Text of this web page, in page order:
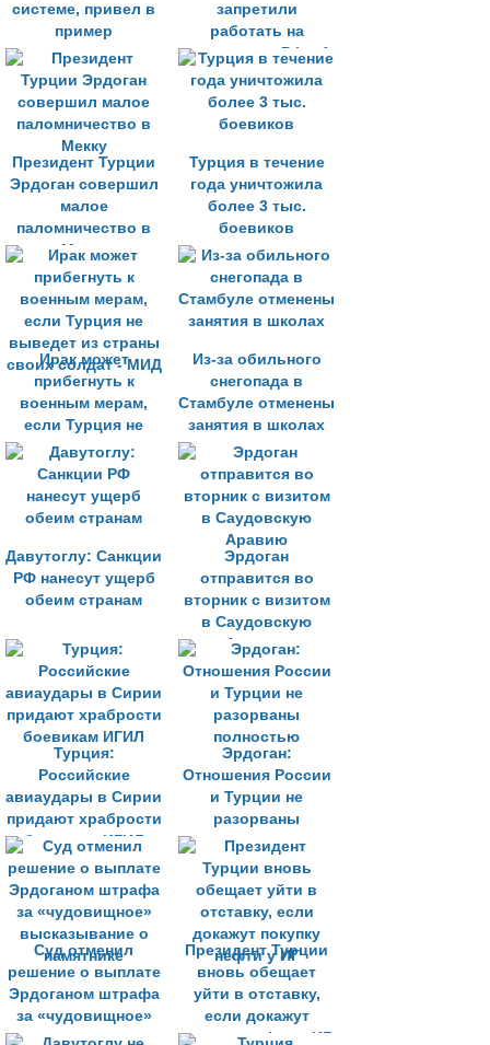
системе, привел в
пример
гитлеровскую
Германию
запретили
работать на
территории РФ с 1
января
Президент Турции
Эрдоган совершил
малое
паломничество в
Мекку
Турция в течение
года уничтожила
более 3 тыс.
боевиков
Ирак может
прибегнуть к
военным мерам,
если Турция не
выведет из страны
своих солдат - МИД
Из-за обильного
снегопада в
Стамбуле отменены
занятия в школах
Давутоглу: Санкции
РФ нанесут ущерб
обеим странам
Эрдоган
отправится во
вторник с визитом
в Саудовскую
Аравию
Турция:
Российские
авиаудары в Сирии
придают храбрости
боевикам ИГИЛ
Эрдоган:
Отношения России
и Турции не
разорваны
полностью
Суд отменил
решение о выплате
Эрдоганом штрафа
за «чудовищное»
высказывание о
Президент Турции
вновь обещает
уйти в отставку,
если докажут
покупку нефти у ИГ